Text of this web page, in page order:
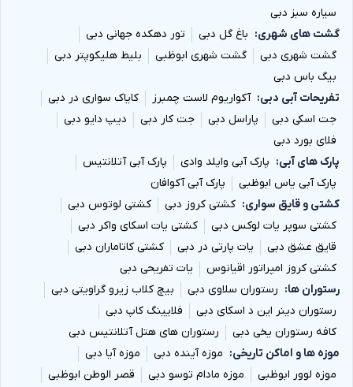
سیاره سبز دبی
گشت های شهری
باغ گل دبی
تور دهکده جهانی دبی
گشت شهری دبی
گشت شهری ابوظبی
بلیط هلیکوپتر دبی
بیگ باس دبی
تفریحات آبی دبی
آکواریوم لاست چمبرز
کایاک سواری در دبی
جت اسکی دبی
پاراسل دبی جت کار دبی
دیپ دایو دبی
فلای بورد دبی
پارک های آبی
پارک آبی وایلد وادی
پارک آبی آتلانتیس
پارک آبی یاس ابوظبی
پارک آبی آکوافان
کشتی و قایق سواری
کشتی کروز دبی
کشتی لوتوس دبی
کشتی سوپر یات لوکس دبی
کشتی یات اسکای واکر دبی
قایق عشق دبی
یات پارتی در دبی
کشتی کاتاماران دبی
کشتی کروز امپراتور اقیانوس
یات تفریحی دبی
رستوران ها
رستوران سلاوی دبی
بیچ کلاب زیرو گراویتی دبی
رستوران دینر این د اسکای دبی
فلایینگ کاپ دبی
کافه رستوران یخی دبی
رستوران های هتل آتلانتیس دبی
موزه ها و اماکن تاریخی
موزه آینده دبی
موزه آیا دبی
موزه لوور ابوظبی
موزه مادام توسو دبی قصر الوطن ابوظبی